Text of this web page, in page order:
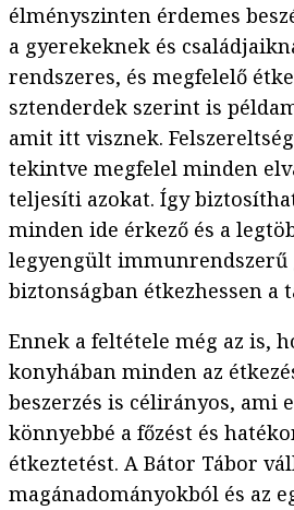
élményszinten érdemes
a gyerekeknek és
rendszeres, és megfelelő
sztenderdek szerint is
amit itt visznek.
tekintve megfelel minden
teljesíti azokat. Így
minden ide érkező és a
legyengült immunrendszerű
biztonságban étkezhessen a
Ennek a feltétele még az is,
konyhában minden az
beszerzés is célirányos, ami
könnyebbé a főzést és
étkeztetést. A Bátor Tábor
magánadományokból és az